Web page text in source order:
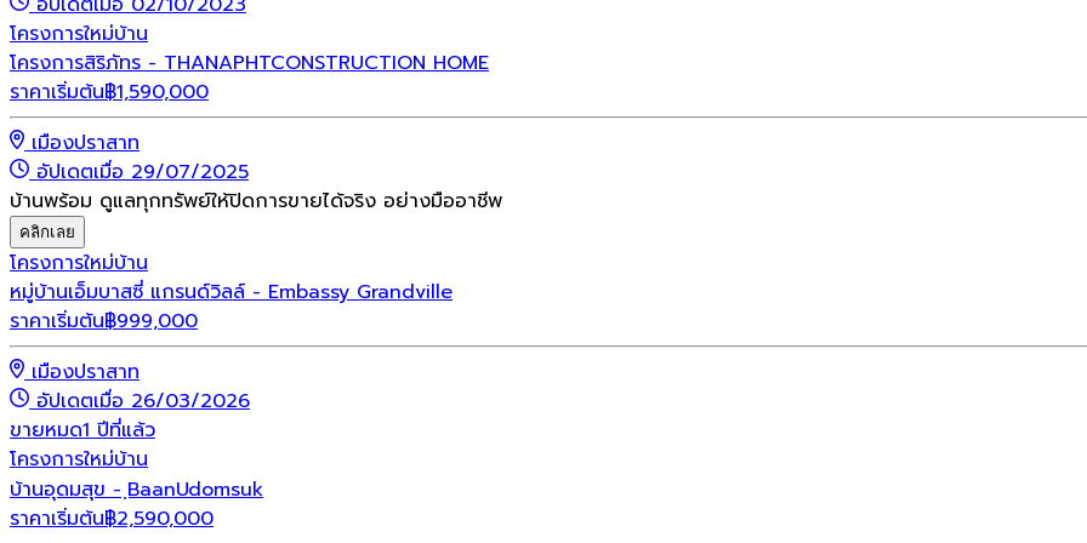
โครงการใหม่บ้าน
โครงการสิริภัทร - THANAPHTCONSTRUCTION HOME
ราคาเริ่มต้น฿1,590,000
เมืองปราสาท
อัปเดตเมื่อ 29/07/2025
บ้านพร้อม ดูแลทุกทรัพย์ให้ปิดการขายได้จริง อย่างมืออาชีพ
คลิกเลย
โครงการใหม่บ้าน
หมู่บ้านเอ็มบาสซี่ แกรนด์วิลล์ - Embassy Grandville
ราคาเริ่มต้น฿999,000
เมืองปราสาท
อัปเดตเมื่อ 26/03/2026
ขายหมด1 ปีที่แล้ว
โครงการใหม่บ้าน
บ้านอุดมสุข - ฺBaanUdomsuk
ราคาเริ่มต้น฿2,590,000